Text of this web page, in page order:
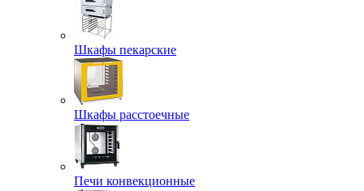
Шкафы пекарские
Шкафы расстоечные
Печи конвекционные